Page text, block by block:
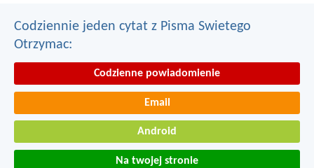
Codziennie jeden cytat z Pisma Swietego
Otrzymac:
Codzienne powiadomienie
Email
Android
Na twojej stronie